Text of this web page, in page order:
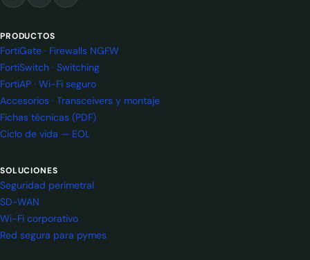
PRODUCTOS
FortiGate · Firewalls NGFW
FortiSwitch · Switching
FortiAP · Wi-Fi seguro
Accesorios · Transceivers y montaje
Fichas técnicas (PDF)
Ciclo de vida — EOL
SOLUCIONES
Seguridad perimetral
SD-WAN
Wi-Fi corporativo
Red segura para pymes